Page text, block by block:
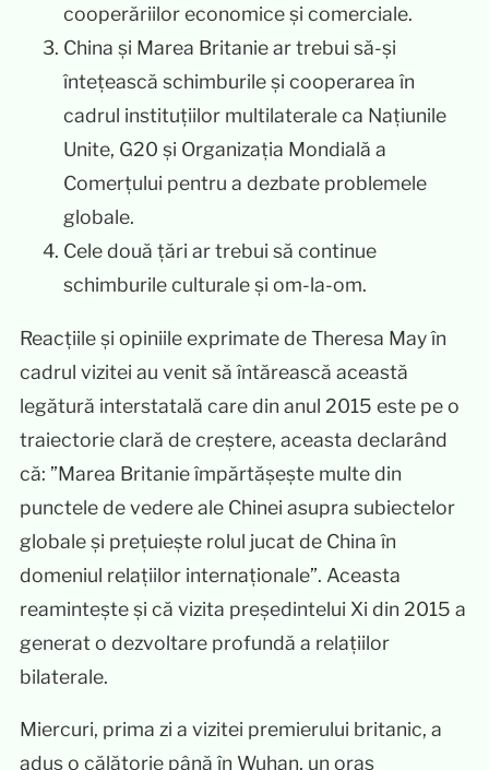
cooperăriilor economice și comerciale.
China și Marea Britanie ar trebui să-și
întețească schimburile și cooperarea în
cadrul instituțiilor multilaterale ca Națiunile
Unite, G20 și Organizația Mondială a
Comerțului pentru a dezbate problemele
globale.
Cele două țări ar trebui să continue
schimburile culturale și om-la-om.
Reacțiile și opiniile exprimate de Theresa May în
cadrul vizitei au venit să întărească această
legătură interstatală care din anul 2015 este pe o
traiectorie clară de creștere, aceasta declarând
că: ”Marea Britanie împărtășește multe din
punctele de vedere ale Chinei asupra subiectelor
globale și prețuiește rolul jucat de China în
domeniul relațiilor internaționale”. Aceasta
reamintește și că vizita președintelui Xi din 2015 a
generat o dezvoltare profundă a relațiilor
bilaterale.
Miercuri, prima zi a vizitei premierului britanic, a
adus o călătorie până în Wuhan, un oraș